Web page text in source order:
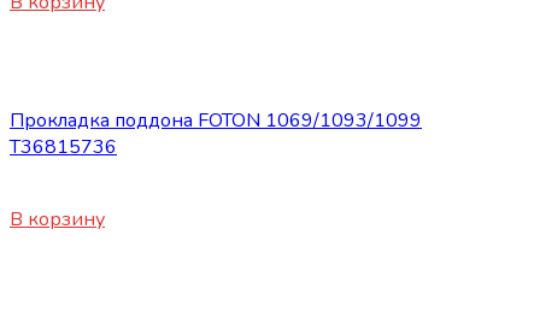
Прокладка поддона FOTON 1069/1093/1099
Т36815736
В корзину